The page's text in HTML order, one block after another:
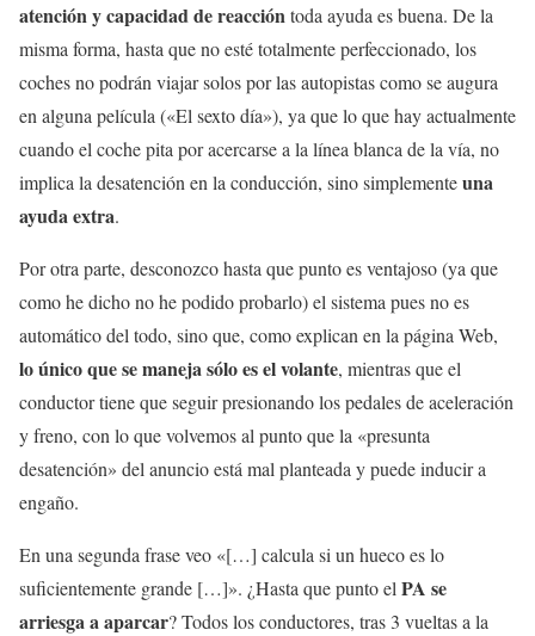
atención y capacidad de reaccióntoda ayuda es buena. De la
misma forma, hasta que no esté totalmente perfeccionado, los
coches no podrán viajar solos por las autopistas como se augura
en alguna película («El sexto día»), ya que lo que hay actualmente
cuando el coche pita por acercarse a la línea blanca de la vía, no
implica la desatención en la conducción, sino simplementeuna
ayuda extra.
Por otra parte, desconozco hasta que punto es ventajoso (ya que
como he dicho no he podido probarlo) el sistema pues no es
automático del todo, sino que, como explican en la página Web,
lo único que se maneja sólo es el volante, mientras que el
conductor tiene que seguir presionando los pedales de aceleración
y freno, con lo que volvemos al punto que la «presunta
desatención» del anuncio está mal planteada y puede inducir a
engaño.
En una segunda frase veo «[…] calcula si un hueco es lo
suficientemente grande […]». ¿Hasta que punto el PA se
arriesga a aparcar? Todos los conductores, tras 3 vueltas a la